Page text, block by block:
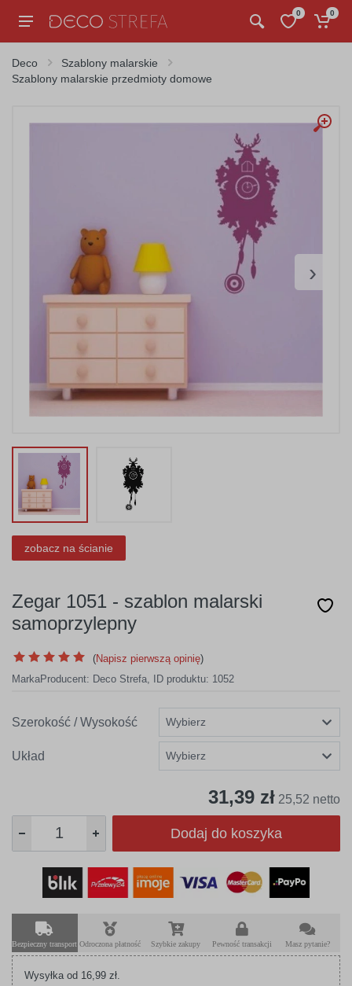
0 0
Deco
Szablony malarskie
Szablony malarskie przedmioty domowe
›
zobacz na ścianie
Zegar 1051 - szablon malarski
samoprzylepny
(Napisz pierwszą opinię)
MarkaProducent: Deco Strefa, ID produktu: 1052
Szerokość / Wysokość
Układ
31,39 zł 25,52 netto
Dodaj do koszyka
Bezpieczny transport Odroczona płatność Szybkie zakupy Pewność transakcji Masz pytanie?
Wysyłka od 16,99 zł.